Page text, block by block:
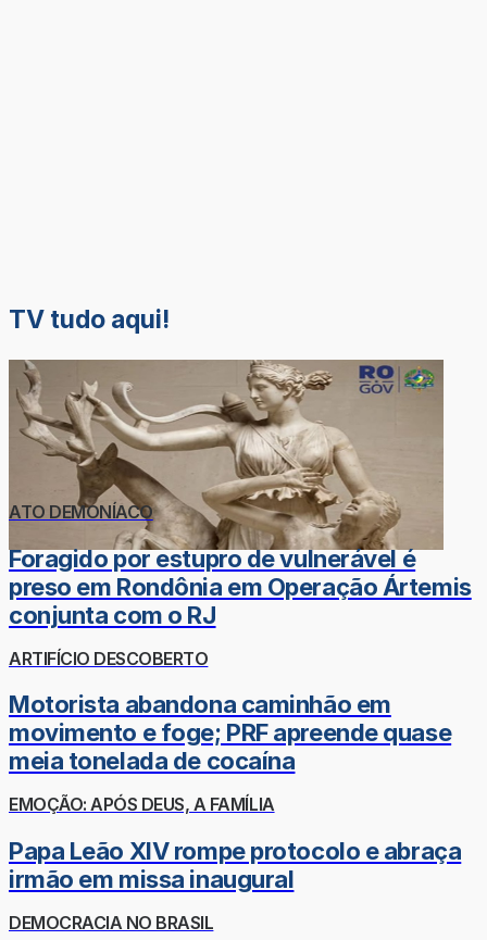
TV tudo aqui!
ATO DEMONÍACO
Foragido por estupro de vulnerável é
preso em Rondônia em Operação Ártemis
conjunta com o RJ
ARTIFÍCIO DESCOBERTO
Motorista abandona caminhão em
movimento e foge; PRF apreende quase
meia tonelada de cocaína
EMOÇÃO: APÓS DEUS, A FAMÍLIA
Papa Leão XIV rompe protocolo e abraça
irmão em missa inaugural
DEMOCRACIA NO BRASIL